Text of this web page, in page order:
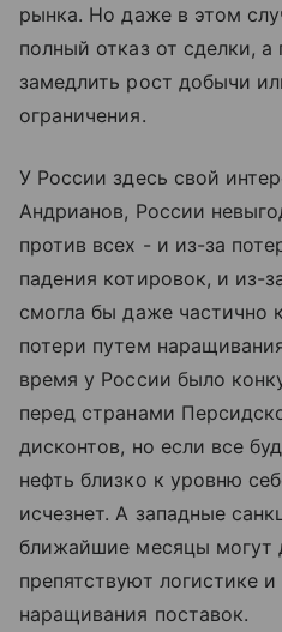
рынка. Но даже в этом
полный отказ от сделки, а
замедлить рост добычи
ограничения.
У России здесь свой
Андрианов, России
против всех - и из-за
падения котировок, и из-
смогла бы даже частично
потери путем
время у России было
перед странами
дисконтов, но если все
нефть близко к уровню
исчезнет. А западные
ближайшие месяцы могут
препятствуют логистике
наращивания поставок.